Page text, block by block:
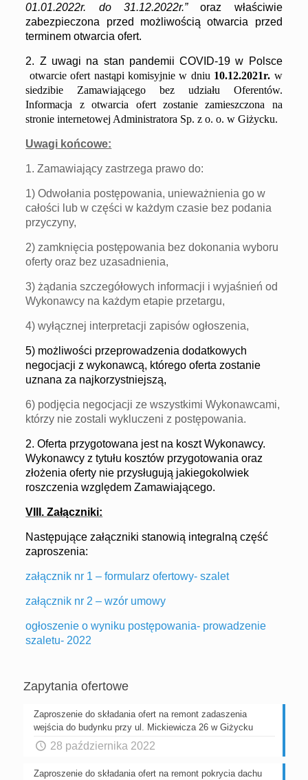
01.01.2022r. do31.12.2022r.”oraz właściwie
zabezpieczona przed możliwością otwarcia przed
terminem otwarcia ofert.
2. Z uwagi na stan pandemii COVID-19 w Polsce
otwarcie ofert nastąpi komisyjnie w dniu 10.12.2021r. w
siedzibie Zamawiającego bez udziału Oferentów.
Informacja z otwarcia ofert zostanie zamieszczona na
stronie internetowej Administratora Sp. z o. o. w Giżycku.
Uwagi końcowe:
1. Zamawiający zastrzega prawo do:
1) Odwołania postępowania, unieważnienia go w
całości lub w części w każdym czasie bez podania
przyczyny,
2) zamknięcia postępowania bez dokonania wyboru
oferty oraz bez uzasadnienia,
3) żądania szczegółowych informacji i wyjaśnień od
Wykonawcy na każdym etapie przetargu,
4) wyłącznej interpretacji zapisów ogłoszenia,
5) możliwości przeprowadzeniadodatkowych
negocjacji z wykonawcą, którego oferta zostanie
uznana za najkorzystniejszą,
6) podjęcia negocjacji ze wszystkimi Wykonawcami,
którzy nie zostali wykluczeni z postępowania.
2. Oferta przygotowana jest na koszt Wykonawcy.
Wykonawcy z tytułu kosztów przygotowania oraz
złożenia oferty nie przysługują jakiegokolwiek
roszczenia względem Zamawiającego.
VI I.Załączniki:
Następujące załączniki stanowią integralną część
zaproszenia:
załącznik nr 1 – formularz ofertowy- szalet
załącznik nr 2 – wzór umowy
ogłoszenie o wyniku postępowania- prowadzenie
szaletu- 2022
Zapytania ofertowe
Zaproszenie do składania ofert na remont zadaszenia
wejścia do budynku przy ul. Mickiewicza 26 w Giżycku
28 października 2022
Zaproszenie do składania ofert na remont pokrycia dachu